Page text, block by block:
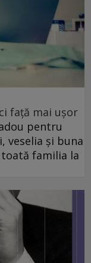
față mai ușor
pentru
veselia și buna
familia la